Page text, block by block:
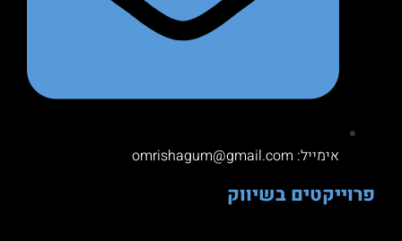
אימייל: omrishagum@gmail.com
פרוייקטים בשיווק